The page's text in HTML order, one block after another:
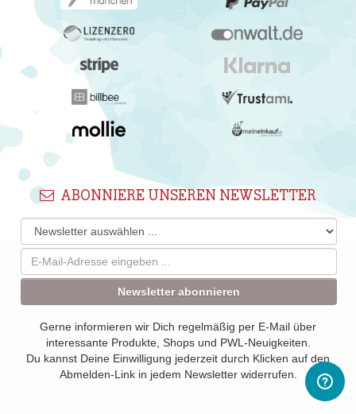
ABONNIERE UNSEREN NEWSLETTER
Newsletter abonnieren
Gerne informieren wir Dich regelmäßig per E-Mail über
interessante Produkte, Shops und PWL-Neuigkeiten.
Du kannst Deine Einwilligung jederzeit durch Klicken auf den
Abmelden-Link in jedem Newsletter widerrufen.